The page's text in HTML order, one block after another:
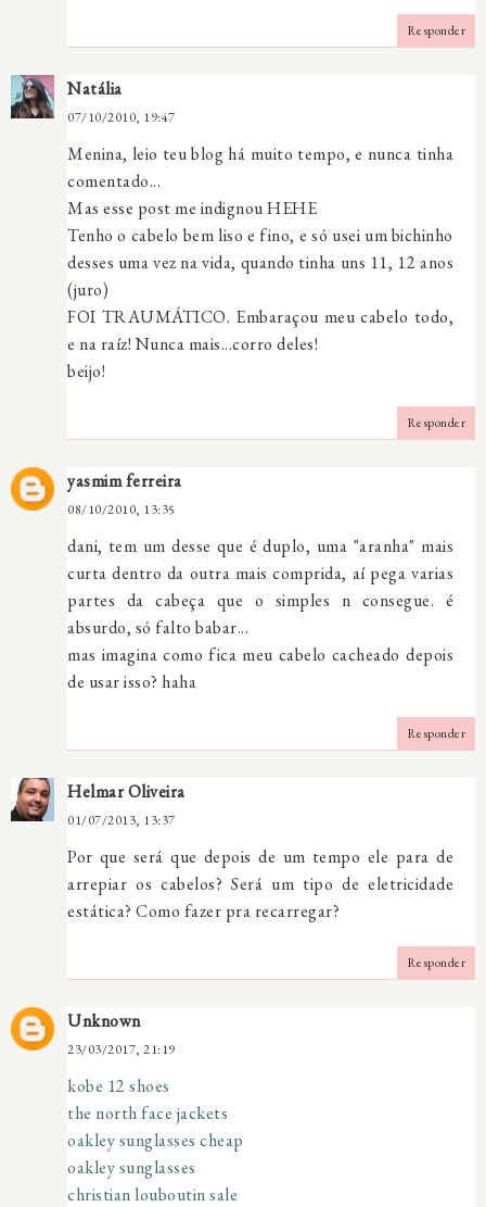
Responder
Natália
07/10/2010, 19:47
Menina, leio teu blog há muito tempo, e nunca tinha
comentado...
Mas esse post me indignou HEHE
Tenho o cabelo bem liso e fino, e só usei um bichinho
desses uma vez na vida, quando tinha uns 11, 12 anos
(juro)
FOI TRAUMÁTICO. Embaraçou meu cabelo todo,
e na raíz! Nunca mais...corro deles!
beijo!
Responder
yasmim ferreira
08/10/2010, 13:35
dani, tem um desse que é duplo, uma "aranha" mais
curta dentro da outra mais comprida, aí pega varias
partes da cabeça que o simples n consegue. é
absurdo, só falto babar...
mas imagina como fica meu cabelo cacheado depois
de usar isso? haha
Responder
Helmar Oliveira
01/07/2013, 13:37
Por que será que depois de um tempo ele para de
arrepiar os cabelos? Será um tipo de eletricidade
estática? Como fazer pra recarregar?
Responder
Unknown
23/03/2017, 21:19
kobe 12 shoes
the north face jackets
oakley sunglasses cheap
oakley sunglasses
christian louboutin sale